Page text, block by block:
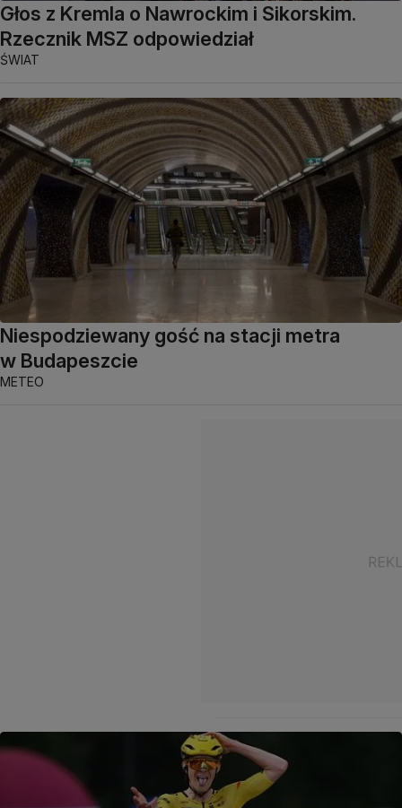
Głos z Kremla o Nawrockim i Sikorskim.
Rzecznik MSZ odpowiedział
ŚWIAT
Niespodziewany gość na stacji metra
w Budapeszcie
METEO